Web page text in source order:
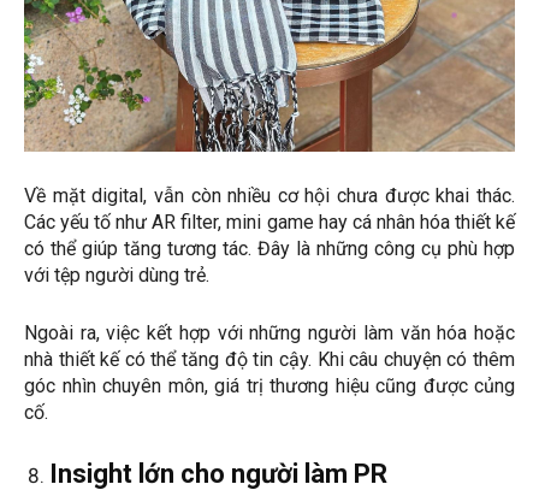
Về mặt digital, vẫn còn nhiều cơ hội chưa được khai thác.
Các yếu tố như AR filter, mini game hay cá nhân hóa thiết kế
có thể giúp tăng tương tác. Đây là những công cụ phù hợp
với tệp người dùng trẻ.
Ngoài ra, việc kết hợp với những người làm văn hóa hoặc
nhà thiết kế có thể tăng độ tin cậy. Khi câu chuyện có thêm
góc nhìn chuyên môn, giá trị thương hiệu cũng được củng
cố.
Insight lớn cho người làm PR